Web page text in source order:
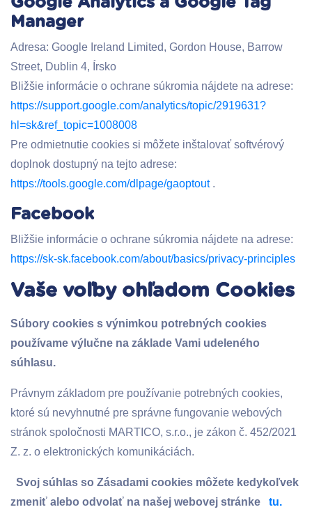
Manager
Adresa: Google Ireland Limited, Gordon House, Barrow
Street, Dublin 4, Írsko
Bližšie informácie o ochrane súkromia nájdete na adrese:
https://support.google.com/analytics/topic/2919631?
hl=sk&ref_topic=1008008
Pre odmietnutie cookies si môžete inštalovať softvérový
doplnok dostupný na tejto adrese:
https://tools.google.com/dlpage/gaoptout .
Facebook
Bližšie informácie o ochrane súkromia nájdete na adrese:
https://sk-sk.facebook.com/about/basics/privacy-principles
Vaše voľby ohľadom Cookies
Súbory cookies s výnimkou potrebných cookies
používame výlučne na základe Vami udeleného
súhlasu.
Právnym základom pre používanie potrebných cookies,
ktoré sú nevyhnutné pre správne fungovanie webových
stránok spoločnosti MARTICO, s.r.o., je zákon č. 452/2021
Z. z. o elektronických komunikáciách.
Svoj súhlas so Zásadami cookies môžete kedykoľvek
zmeniť alebo odvolať na našej webovej stránke
tu.